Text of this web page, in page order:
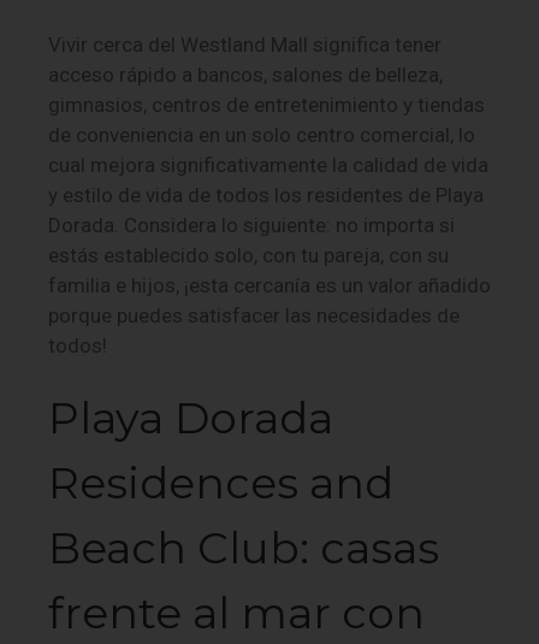
Vivir cerca del Westland Mall significa tener
acceso rápido a bancos, salones de belleza,
gimnasios, centros de entretenimiento y tiendas
de conveniencia en un solo centro comercial, lo
cual mejora significativamente la calidad de vida
y estilo de vida de todos los residentes de Playa
Dorada. Considera lo siguiente: no importa si
estás establecido solo, con tu pareja, con su
familia e hijos, ¡esta cercanía es un valor añadido
porque puedes satisfacer las necesidades de
todos!
Playa Dorada
Residences and
Beach Club: casas
frente al mar con